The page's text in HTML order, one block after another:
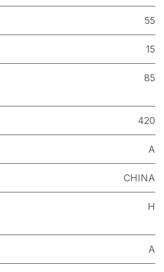
55
15
85
420
A
CHINA
H
A